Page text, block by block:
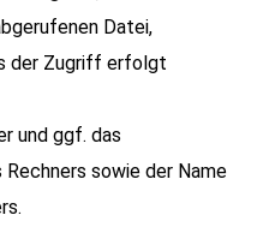
Datei,
der Zugriff erfolgt
und ggf. das
sowie der Name